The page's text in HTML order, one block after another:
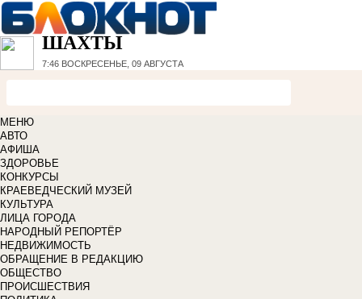
ШАХТЫ
7:46 ВОСКРЕСЕНЬЕ, 09 АВГУСТА
МЕНЮ
АВТО
АФИША
ЗДОРОВЬЕ
КОНКУРСЫ
КРАЕВЕДЧЕСКИЙ МУЗЕЙ
КУЛЬТУРА
ЛИЦА ГОРОДА
НАРОДНЫЙ РЕПОРТЁР
НЕДВИЖИМОСТЬ
ОБРАЩЕНИЕ В РЕДАКЦИЮ
ОБЩЕСТВО
ПРОИСШЕСТВИЯ